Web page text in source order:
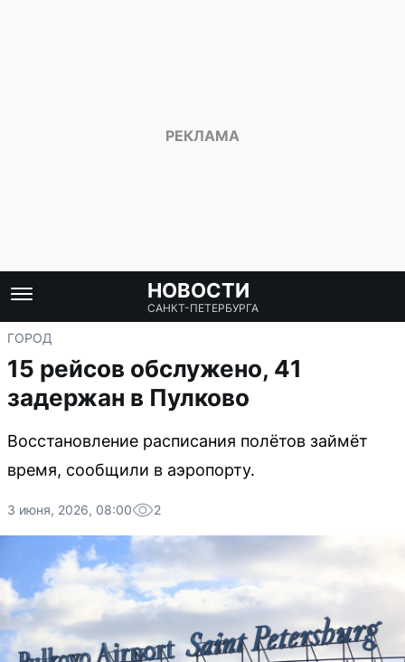
НОВОСТИ
САНКТ-ПЕТЕРБУРГА
ГОРОД
15 рейсов обслужено, 41
задержан в Пулково
Восстановление расписания полётов займёт
время, сообщили в аэропорту.
3 июня, 2026, 08:00 2